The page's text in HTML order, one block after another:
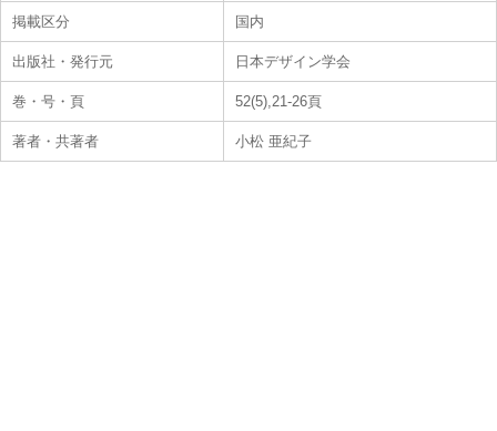
掲載区分 国内
出版社・発行元 日本デザイン学会
巻・号・頁 52(5),21-26頁
著者・共著者 小松 亜紀子